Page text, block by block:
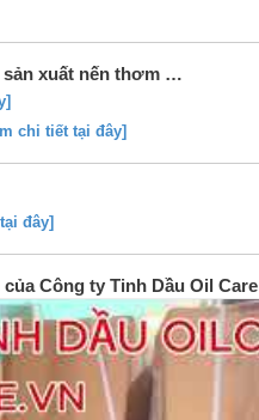
sản xuất nến thơm …
chi tiết tại đây]
đây]
của Công ty Tinh Dầu Oil Care